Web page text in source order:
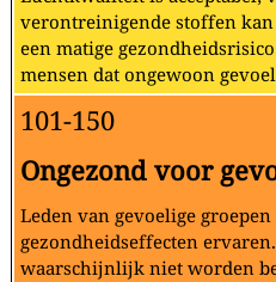
verontreinigende stoffen
een matige
mensen dat ongewoon
101-150
Ongezond voor
Leden van gevoelige
gezondheidseffecten
waarschijnlijk niet worden